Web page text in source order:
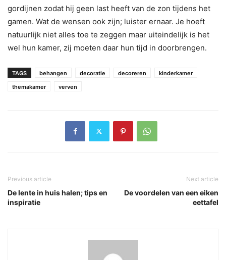
gordijnen zodat hij geen last heeft van de zon tijdens het
gamen. Wat de wensen ook zijn; luister ernaar. Je hoeft
natuurlijk niet alles toe te zeggen maar uiteindelijk is het
wel hun kamer, zij moeten daar hun tijd in doorbrengen.
TAGS behangen decoratie decoreren
kinderkamer
themakamer
verven
Previous article
De lente in huis halen; tips en
inspiratie
Next article
De voordelen van een eiken
eettafel